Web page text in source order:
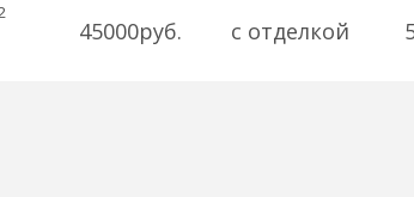
45000руб. с отделкой